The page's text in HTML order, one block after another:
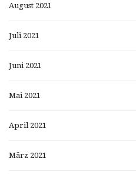
August 2021
Juli 2021
Juni 2021
Mai 2021
April 2021
März 2021